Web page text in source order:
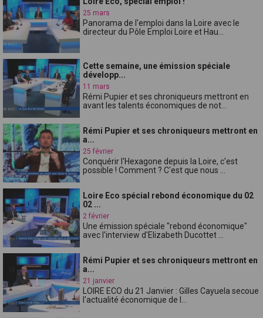
25 mars
Panorama de l'emploi dans la Loire avec le
directeur du Pôle Emploi Loire et Hau...
Cette semaine, une émission spéciale
développ...
11 mars
Rémi Pupier et ses chroniqueurs mettront en
avant les talents économiques de not...
Rémi Pupier et ses chroniqueurs mettront en
a...
25 février
Conquérir l'Hexagone depuis la Loire, c'est
possible ! Comment ? C'est que nous ...
Loire Eco spécial rebond économique du 02
02 ...
2 février
Une émission spéciale "rebond économique"
avec l'interview d'Elizabeth Ducottet ...
Rémi Pupier et ses chroniqueurs mettront en
a...
21 janvier
LOIRE ECO du 21 Janvier : Gilles Cayuela secoue
l'actualité économique de l...